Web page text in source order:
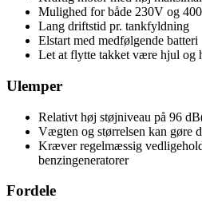
Mulighed for både 230V og
Lang driftstid pr. tankfyldning
Elstart med medfølgende batteri
Let at flytte takket være hjul og
Ulemper
Relativt høj støjniveau på 96
Vægten og størrelsen kan gøre
Kræver regelmæssig
benzingeneratorer
Fordele